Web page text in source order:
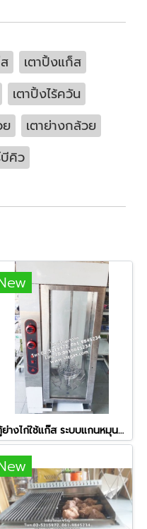
เตาปิ้งแก็ส
เตาปิ้งไร้ควัน
เตาย่างกล้วย
บีคิว
ตู้ย่างไก่ใช้แก๊ส ระบบแกนหมุนอัตโนมัติ ย่างไก่ได้ครั้งละ 12 ตัว